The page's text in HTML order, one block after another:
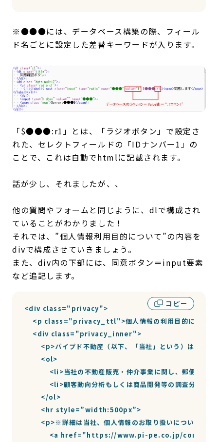
※●●●には、データベース構築の際、フィール
ド名ごとに設定した差替キーワードが入ります。
「$●●●:r1」とは、「ラジオボタン」で設定さ
れた、セレクトフィールドの「IDナンバー1」の
ことで、これは自動でhtmlに記載されます。
話が少し、それましたが、、
他の質問やフォームと同じように、dlで構成され
ていることがわかりました！
それでは、”個人情報利用目的について”の内容を
divで構成させていきましょう。
また、div内の下部には、同意ボタン＝input要素
など追記します。
コピー
<div class="privacy">
<p class="privacy_ttl">個人情報の利用目的につい
    <div class="privacy_inner">
<p>パイプド不動産（以下、「当社」という）は、個
        <ol>
<li>当社の不動産販売・仲介事業に関し、郵便
<li>顧客動向分析もしくは商品開発等の調査分析の
        </ol>
        <hr style=”width:500px”>
<p>※詳細は当社、個人情報のお取り扱いについて
<a href="https://www.pi-pe.co.jp/